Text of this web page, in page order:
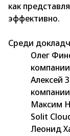
как
эффективно.
Среди
Олег
Алексей
Максим
Solit
Леонид